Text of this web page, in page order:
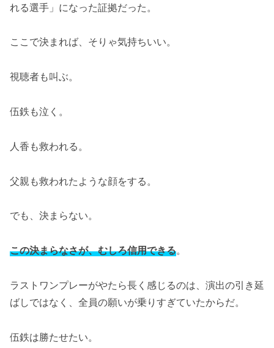
れる選手」になった証拠だった。
ここで決まれば、そりゃ気持ちいい。
視聴者も叫ぶ。
伍鉄も泣く。
人香も救われる。
父親も救われたような顔をする。
でも、決まらない。
この決まらなさが、むしろ信用できる。
ラストワンプレーがやたら長く感じるのは、演出の引き延
ばしではなく、全員の願いが乗りすぎていたからだ。
伍鉄は勝たせたい。